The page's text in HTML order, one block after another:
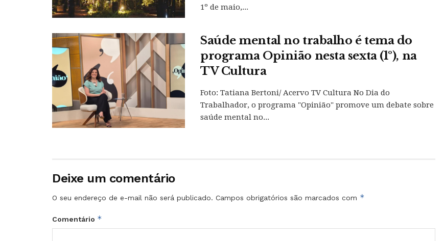
1º de maio,...
Saúde mental no trabalho é tema do
programa Opinião nesta sexta (1º), na
TV Cultura
Foto: Tatiana Bertoni/ Acervo TV Cultura No Dia do
Trabalhador, o programa "Opinião" promove um debate sobre
saúde mental no...
Deixe um comentário
O seu endereço de e-mail não será publicado. Campos obrigatórios são marcados com *
Comentário *